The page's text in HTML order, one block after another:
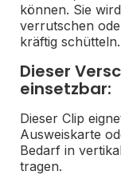
können. Sie
verrutschen
kräftig schütteln.
Dieser
einsetzbar:
Dieser Clip
Ausweiskarte
Bedarf in
tragen.